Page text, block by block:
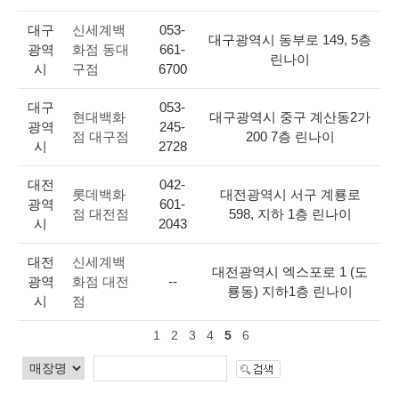
대구
광역
시
신세계백
화점 동대
구점
053-
661-
6700
대구광역시 동부로 149, 5층
린나이
대구
광역
시
현대백화
점 대구점
053-
245-
2728
대구광역시 중구 계산동2가
200 7층 린나이
대전
광역
시
롯데백화
점 대전점
042-
601-
2043
대전광역시 서구 계룡로
598, 지하 1층 린나이
대전
광역
시
신세계백
화점 대전
점
--
대전광역시 엑스포로 1 (도
룡동) 지하1층 린나이
1 2 3 4 5 6